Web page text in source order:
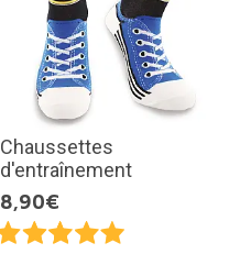
Chaussettes
d'entraînement
8,90€